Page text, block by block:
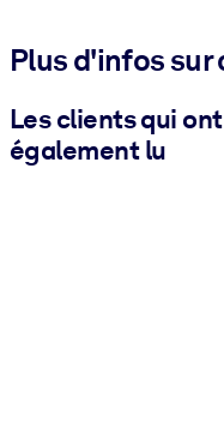
Plus d'infos sur
Les clients qui
également lu